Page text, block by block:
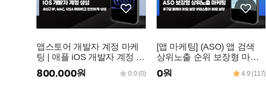
앱스토어 개발자 계정 마케
팅 | 애플 iOS 개발자 계정 생
성·등록 가이드 & 대행
800,000원 0.0 (0)
[앱 마케팅] (ASO) 앱 검색
상위노출 순위 보장형 마케
팅 (구글플레이, 앱스토어)
0원 4.9 (117)